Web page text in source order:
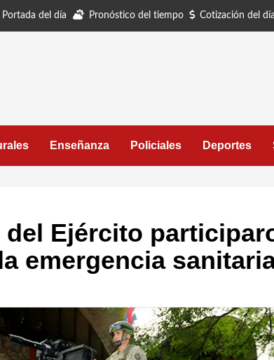
Portada del día Pronóstico del tiempo Cotización del día
Enseñanza Policiales Deportes
del Ejército
emergencia